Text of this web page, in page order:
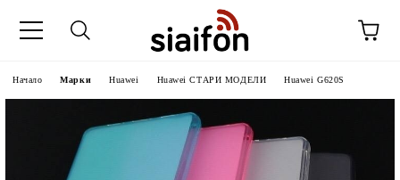
Начало Марки Huawei Huawei СТАРИ МОДЕЛИ Huawei G620S